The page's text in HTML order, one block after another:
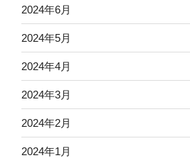
2024年6月
2024年5月
2024年4月
2024年3月
2024年2月
2024年1月